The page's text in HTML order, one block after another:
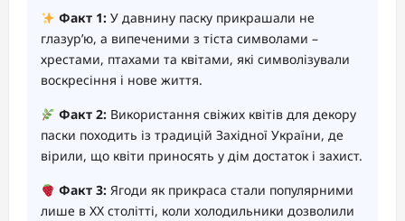
Факт 1:У давнину паску прикрашали не
глазур’ю, а випеченими з тіста символами –
хрестами, птахами та квітами, які символізували
воскресіння і нове життя.
Факт 2:Використання свіжих квітів для декору
паски походить із традицій Західної України, де
вірили, що квіти приносять у дім достаток і захист.
Факт 3:Ягоди як прикраса стали популярними
лише в ХХ столітті, коли холодильники дозволили